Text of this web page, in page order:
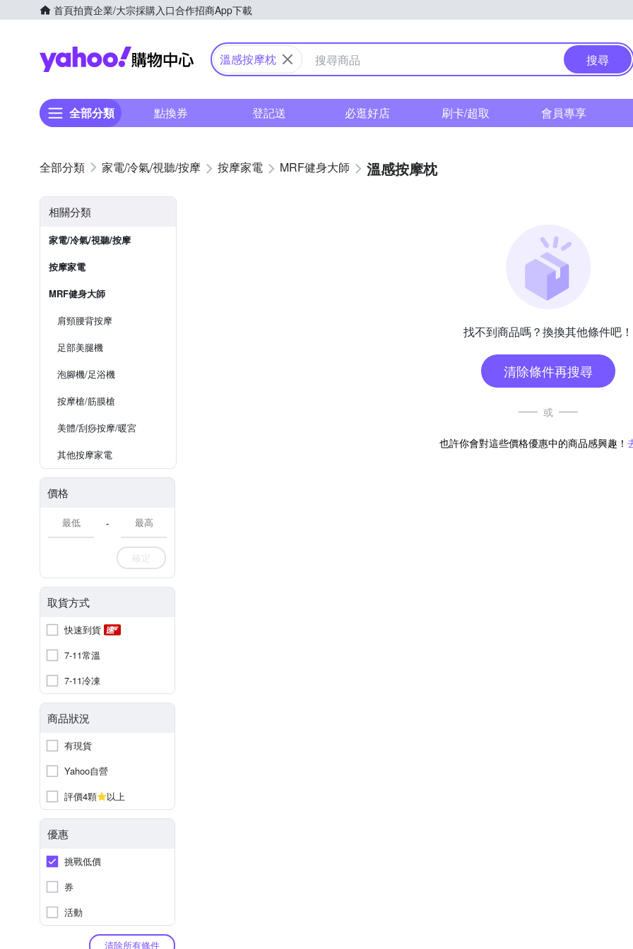
首頁拍賣企業/大宗採購入口合作招商App下載
Yahoo購物中心
溫感按摩枕 搜尋
全部分類 點換券 登記送 必逛好店 刷卡/超取 會員專享
家電/冷氣/視聽/按摩 按摩家電 MRF健身大師 溫感按摩枕
相關分類
家電/冷氣/視聽/按摩
按摩家電
MRF健身大師
肩頸腰背按摩
足部美腿機
泡腳機/足浴機
按摩槍/筋膜槍
美體/刮痧按摩/暖宮
其他按摩家電
價格
-
確定
取貨方式
快速到貨
7-11常溫
7-11冷凍
商品狀況
有現貨
Yahoo自營
評價4顆
以上
優惠
挑戰低價
券
活動
清除所有條件
找不到商品嗎？換換其他條件吧！
清除條件再搜尋
或
也許你會對這些價格優惠中的商品感興趣！